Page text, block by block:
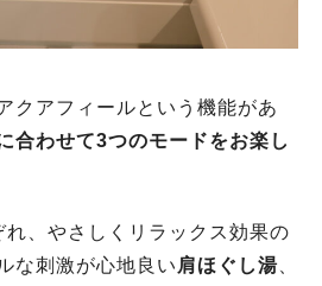
クアフィールという機能があ
合わせて3つのモードをお楽し
、やさしくリラックス効果の
な刺激が心地良い 肩ほぐし湯